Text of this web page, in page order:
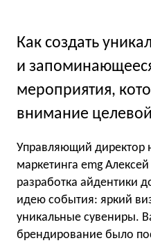
Как создать
и
мероприятия,
внимание
Управляющий директор
маркетинга emgАлексей
разработка айдентики
идею события: яркий
уникальные сувениры.
брендирование было